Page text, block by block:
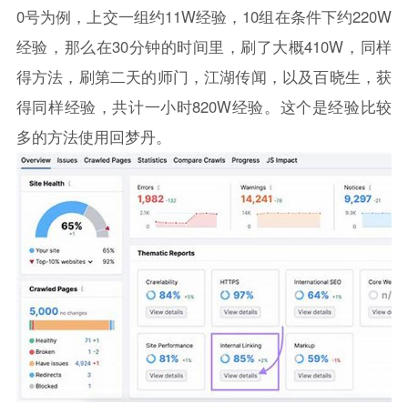
0号为例，上交一组约11W经验，10组在条件下约220W
经验，那么在30分钟的时间里，刷了大概410W，同样
得方法，刷第二天的师门，江湖传闻，以及百晓生，获
得同样经验，共计一小时820W经验。这个是经验比较
多的方法使用回梦丹。